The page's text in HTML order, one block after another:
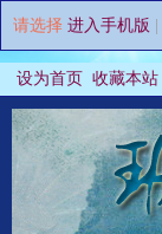
请选择 进入手机版
设为首页 收藏本站